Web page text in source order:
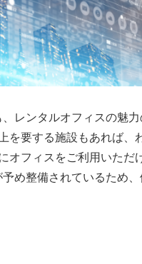
レンタルオフィスの魅
要する施設もあれば、
フィスをご利用いただ
め整備されているため